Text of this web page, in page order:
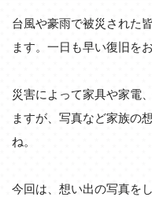
台風や豪雨で被災された
ます。一日も早い復旧を
災害によって家具や家電
ますが、写真など家族の
ね。
今回は、想い出の写真を